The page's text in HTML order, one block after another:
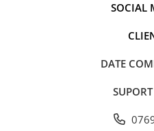
SOCIAL
DATE